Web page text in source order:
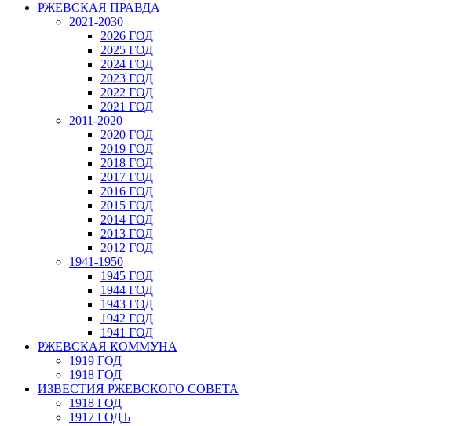
РЖЕВСКАЯ ПРАВДА
2021-2030
2026 ГОД
2025 ГОД
2024 ГОД
2023 ГОД
2022 ГОД
2021 ГОД
2011-2020
2020 ГОД
2019 ГОД
2018 ГОД
2017 ГОД
2016 ГОД
2015 ГОД
2014 ГОД
2013 ГОД
2012 ГОД
1941-1950
1945 ГОД
1944 ГОД
1943 ГОД
1942 ГОД
1941 ГОД
РЖЕВСКАЯ КОММУНА
1919 ГОД
1918 ГОД
ИЗВЕСТИЯ РЖЕВСКОГО СОВЕТА
1918 ГОД
1917 ГОДЪ